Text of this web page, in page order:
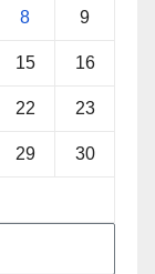
8 9
15 16
22 23
29 30